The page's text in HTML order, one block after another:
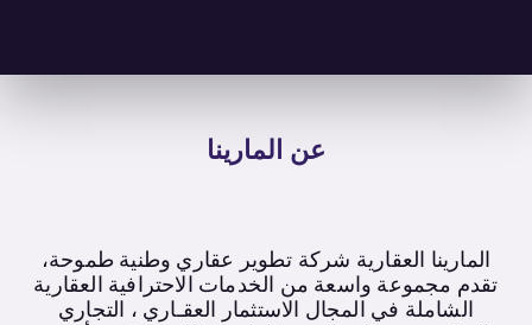
عن المارينا
المارينا العقارية شركة تطوير عقاري وطنية طموحة،
تقدم مجموعة واسعة من الخدمات الاحترافية العقارية
الشاملة في المجال الاستثمار العقـاري ، التجاري